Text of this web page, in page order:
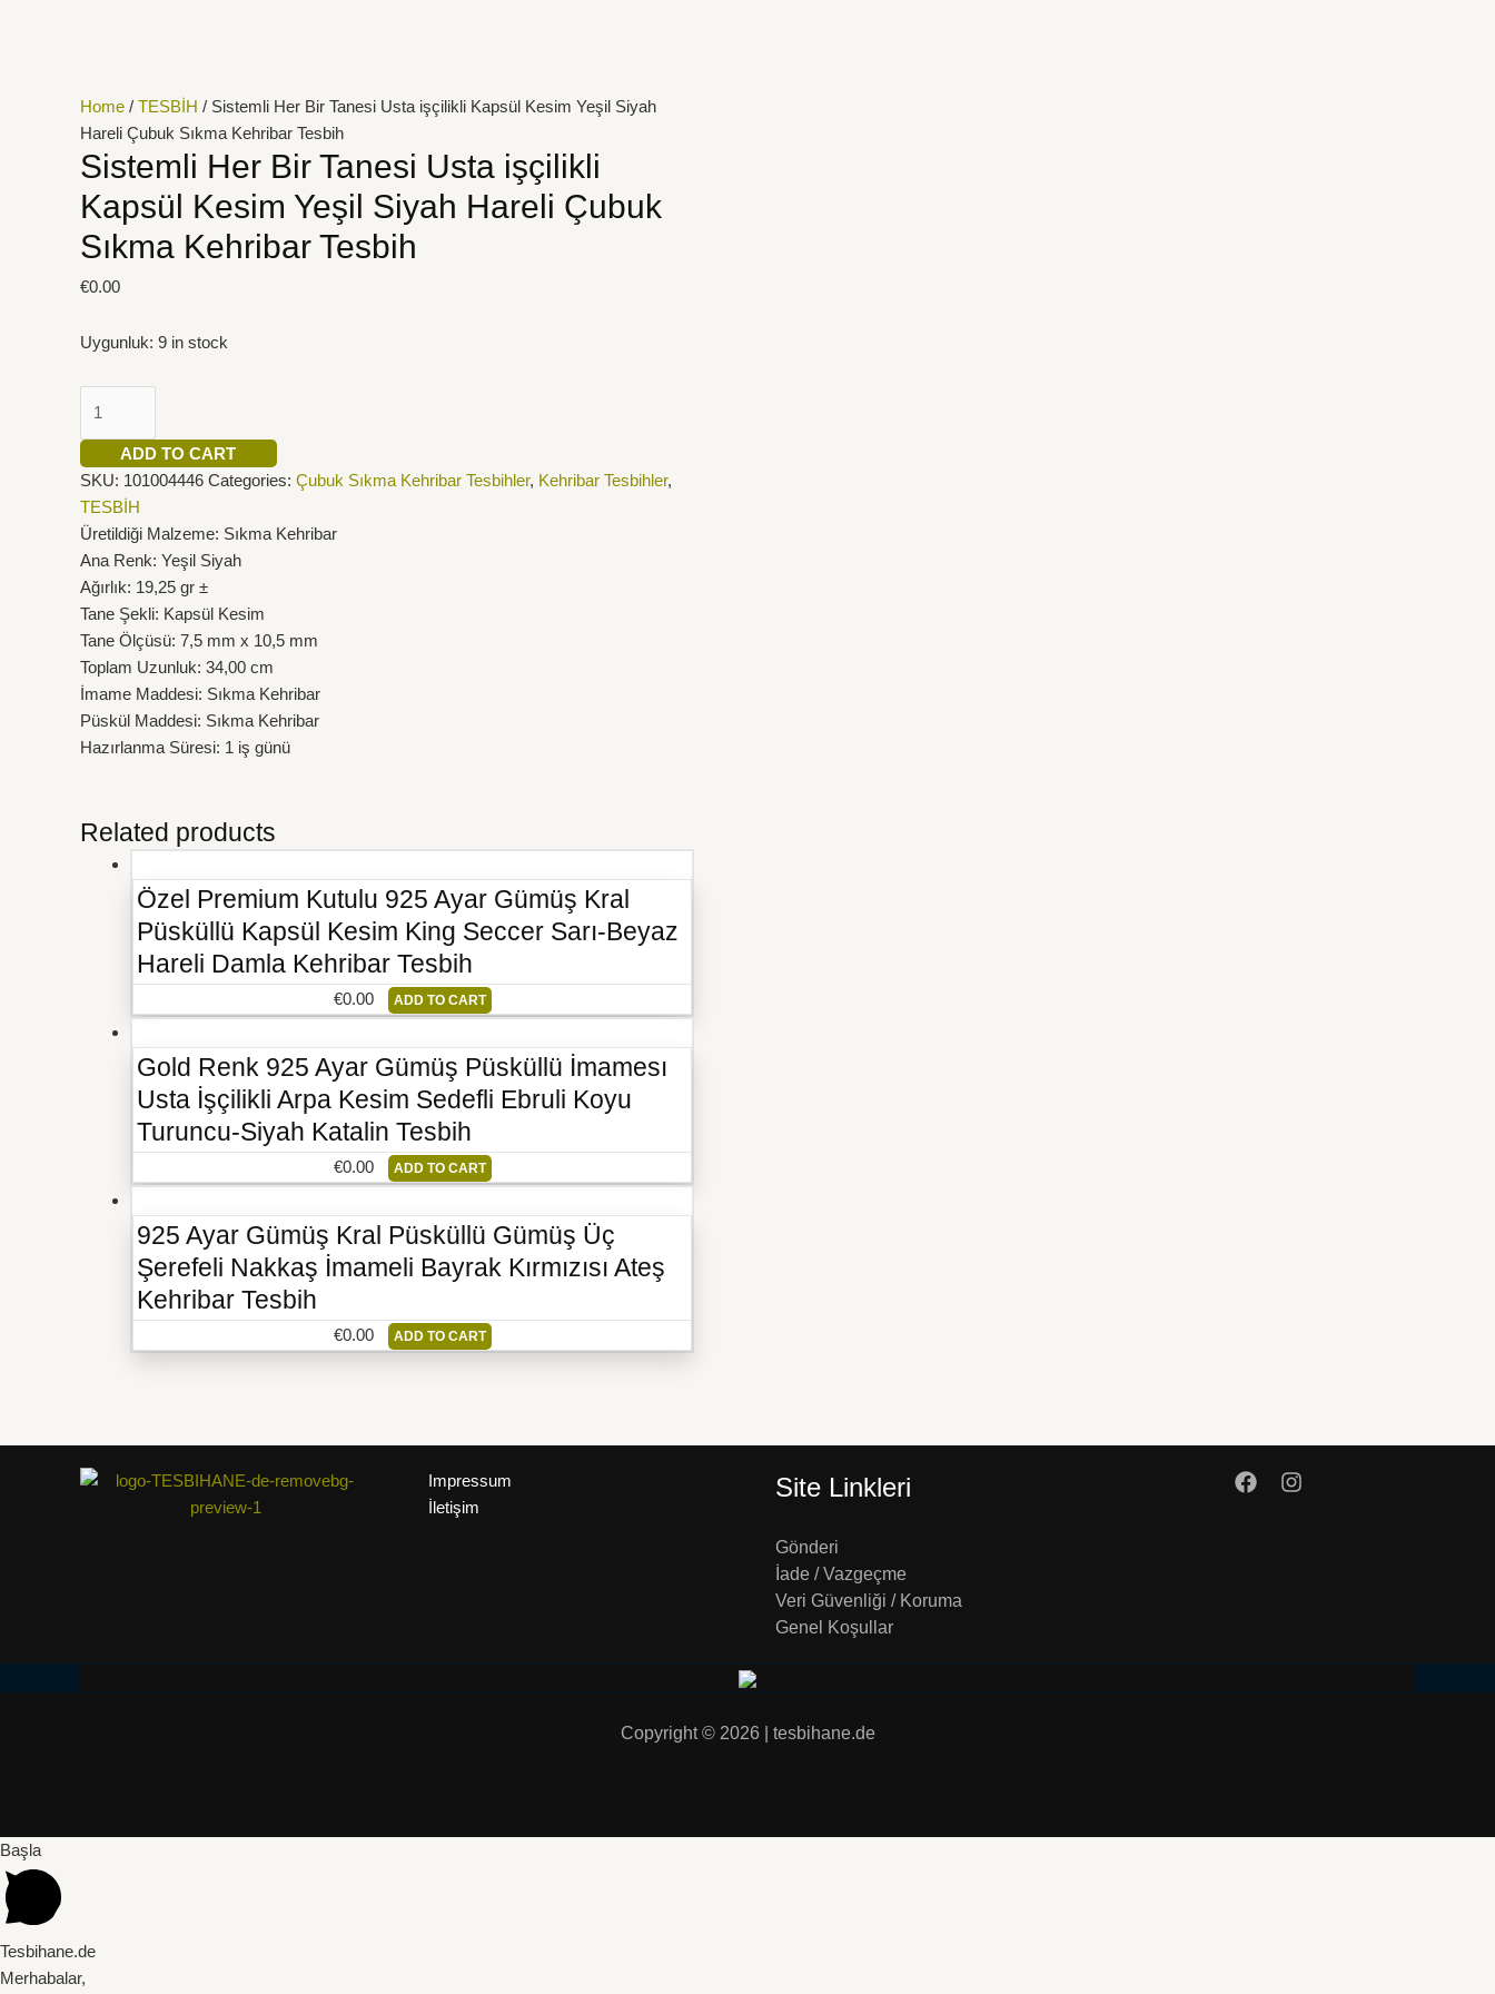
Home / TESBİH / Sistemli Her Bir Tanesi Usta işçilikli Kapsül Kesim Yeşil Siyah
Hareli Çubuk Sıkma Kehribar Tesbih
Sistemli Her Bir Tanesi Usta işçilikli
Kapsül Kesim Yeşil Siyah Hareli Çubuk
Sıkma Kehribar Tesbih
€0.00
Uygunluk: 9 in stock
Usta
işçilikli
Kapsül
Kesim
Siyah
Hareli
Sıkma
Tesbih
quantity
ADD TO CART
SKU: 101004446 Categories: Çubuk Sıkma Kehribar Tesbihler, Kehribar Tesbihler,
TESBİH
Üretildiği Malzeme: Sıkma Kehribar
Ana Renk: Yeşil Siyah
Ağırlık: 19,25 gr ±
Tane Şekli: Kapsül Kesim
Tane Ölçüsü: 7,5 mm x 10,5 mm
Toplam Uzunluk: 34,00 cm
İmame Maddesi: Sıkma Kehribar
Püskül Maddesi: Sıkma Kehribar
Hazırlanma Süresi: 1 iş günü
Related products
Özel Premium Kutulu 925 Ayar Gümüş Kral
Püsküllü Kapsül Kesim King Seccer Sarı-Beyaz
Hareli Damla Kehribar Tesbih
€0.00 ADD TO CART
Gold Renk 925 Ayar Gümüş Püsküllü İmamesı
Usta İşçilikli Arpa Kesim Sedefli Ebruli Koyu
Turuncu-Siyah Katalin Tesbih
€0.00 ADD TO CART
925 Ayar Gümüş Kral Püsküllü Gümüş Üç
Şerefeli Nakkaş İmameli Bayrak Kırmızısı Ateş
Kehribar Tesbih
€0.00 ADD TO CART
Impressum
İletişim
Site Linkleri
Gönderi
İade / Vazgeçme
Veri Güvenliği / Koruma
Genel Koşullar
Copyright © 2026 | tesbihane.de
Başla
Tesbihane.de
Merhabalar,